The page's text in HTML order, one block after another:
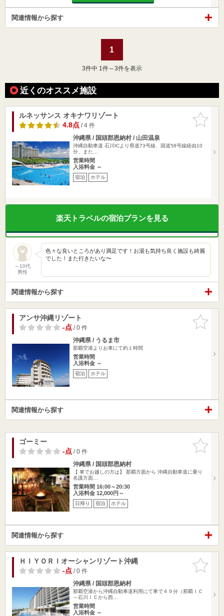
関連情報から探す
1
3件中 1件～3件を表示
近くのオススメ施設
お気に入
りに追加
ルネッサンス オキナワリゾート
4.8点/ 4 件
沖縄県 / 国頭郡恩納村 / 山田温泉
沖縄自動車道 石川ICより県道73号線、国道58号線経由10
分、また…
営業時間
入浴料金 ～
宿泊 ホテル
楽天トラベルの宿泊プランを見る
～10代
男性
色々な良いところがあり満足です！お湯も気持ち良く施設も綺麗
でした！また行きたいな〜
関連情報から探す
お気に入
りに追加
アンサ沖縄リゾート
-点/ 0 件
沖縄県 / うるま市
那覇空港よりお車にて約１時間
営業時間
入浴料金 ～
宿泊 ホテル
関連情報から探す
お気に入
りに追加
ゴーミー
-点/ 0 件
沖縄県 / 国頭郡恩納村
【 車でお越しの方は】 那覇方面から 沖縄自動車道に乗り
名護方面…
営業時間 16:00～20:30
入浴料金 12,000円～
日帰り 宿泊 ホテル
関連情報から探す
お気に入
りに追加
ＨＩＹＯＲＩオーシャンリゾート沖縄
-点/ 0 件
沖縄県 / 国頭郡恩納村
那覇空港から沖縄自動車道利用にて車で４９分（那覇ＩＣ
～石川ＩＣから西…
営業時間
入浴料金 ～